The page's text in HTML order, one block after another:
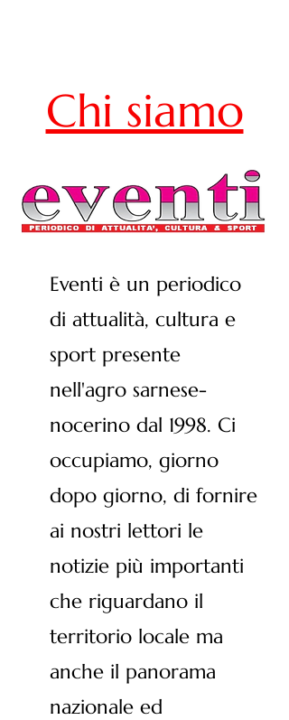
Chi siamo
Eventi è un periodico
di attualità, cultura e
sport presente
nell'agro sarnese-
nocerino dal 1998. Ci
occupiamo, giorno
dopo giorno, di fornire
ai nostri lettori le
notizie più importanti
che riguardano il
territorio locale ma
anche il panorama
nazionale ed